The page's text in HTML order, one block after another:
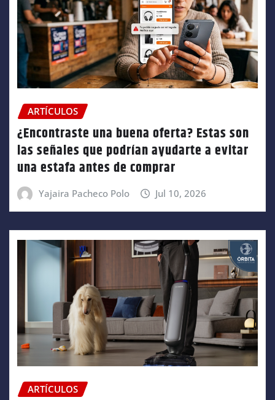
ARTÍCULOS
¿Encontraste una buena oferta? Estas son
las señales que podrían ayudarte a evitar
una estafa antes de comprar
Yajaira Pacheco Polo Jul 10, 2026
ARTÍCULOS